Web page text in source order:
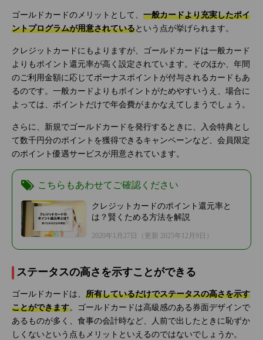
ゴールドカードのメリットとして、 一般カードより充実したポイ
ントプログラムが用意されているという点が挙げられます。
クレジットカードにもよりますが、ゴールドカードは一般カード
よりもポイント還元率が高く設定されています。そのほか、年間
のご利用金額に応じてボーナスポイントが付与されるカードもあ
るのです。一般カードよりもポイントがためやすいうえ、場合に
よっては、ポイントだけで年会費がまかなえてしまうでしょう。
さらに、新規でゴールドカードを発行するときに、入会特典とし
て数千円分のポイントを獲得できるキャンペーンなど、会員限定
のポイント優遇サービスが用意されています。
こちらもあわせてご確認ください
クレジットカードのポイント還元率と
は？賢くためる方法を解説
2020年1月27日 （更新 2025年12月9日）
ステータスの高さを示すことができる
ゴールドカードは、 所有しているだけでステータスの高さを示す
ことができます。ゴールドカードは高級感のある券面デザインで
あるものが多く、食事の会計時など、人前で出したときに恥ずか
しくないという点もメリットといえるのではないでしょうか。